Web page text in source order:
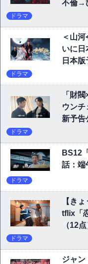
不倫→
ドラマ
＜山
いに日
日本
ドラマ
「財
ウン
新予告
ドラマ
BS12
話：端
ドラマ
【き
tflix「
（12
ドラマ
ジャン